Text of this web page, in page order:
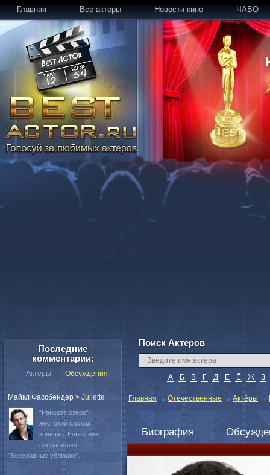
Главная Все актеры Новости кино ЧАВО
Поиск Актеров
А Б В Г Д Е Ё Ж З
Главная → Отечественные → Актёры →
Биография
Последние
комментарии:
Актёры Обсуждения
Майкл Фассбендер > Juliette
"Райское озеро"
жестокий фильм
конечно. Еще с ним
понравились
"Бесславные ублюдки"...